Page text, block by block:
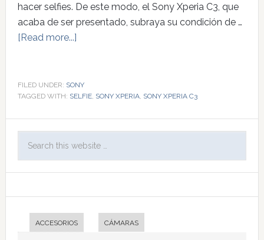
hacer selfies. De este modo, el Sony Xperia C3, que
acaba de ser presentado, subraya su condición de …
[Read more...]
FILED UNDER: SONY
TAGGED WITH: SELFIE, SONY XPERIA, SONY XPERIA C3
ACCESORIOS CÁMARAS